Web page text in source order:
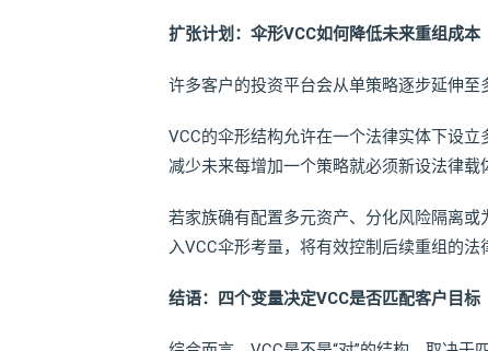
扩张计划：伞形VCC如何降低未来重组成本
许多客户的投资平台会从单策略逐步延伸至
VCC的伞形结构允许在一个法律实体下设
减少未来每增加一个策略就必须新设法律载
若家族确有配置多元资产、分化风险隔离
入VCC伞形考量，将有效控制后续重组的法
结语：四个变量决定VCC是否匹配客户目标